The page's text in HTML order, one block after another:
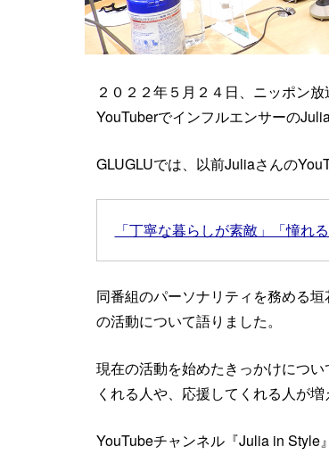
２０２２年５月２４日、ニッポン
YouTuberでインフルエンサーの
GLUGLUでは、以前Juliaさんの
「丁寧な暮らしが素敵」「憧
同番組のパーソナリティを務める
の活動について語りました。
現在の活動を始めたきっかけにつ
くれる人や、応援してくれる人が
YouTubeチャンネル『Julia in Style